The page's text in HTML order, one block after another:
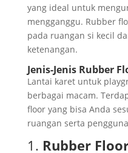
yang ideal untuk
mengganggu. Rubber
pada ruangan si kecil
ketenangan.
Jenis-Jenis Rubber
Lantai karet untuk
berbagai macam.
floor yang bisa Anda
ruangan serta
1. Rubber